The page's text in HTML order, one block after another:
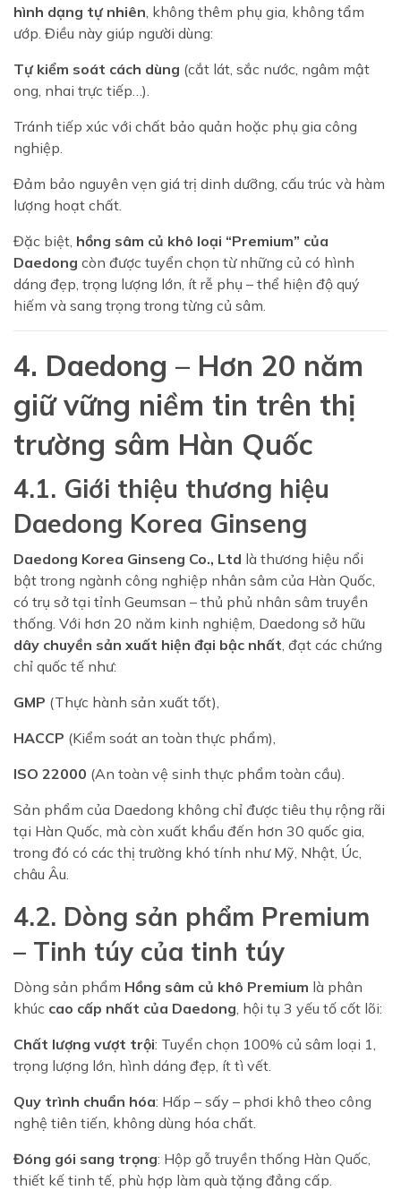
hình dạng tự nhiên , không thêm phụ gia, không tẩm
ướp. Điều này giúp người dùng:
Tự kiểm soát cách dùng (cắt lát, sắc nước, ngâm mật
ong, nhai trực tiếp…).
Tránh tiếp xúc với chất bảo quản hoặc phụ gia công
nghiệp.
Đảm bảo nguyên vẹn giá trị dinh dưỡng, cấu trúc và hàm
lượng hoạt chất.
Đặc biệt, hồng sâm củ khô loại “Premium” của
Daedong còn được tuyển chọn từ những củ có hình
dáng đẹp, trọng lượng lớn, ít rễ phụ – thể hiện độ quý
hiếm và sang trọng trong từng củ sâm.
4. Daedong – Hơn 20 năm
giữ vững niềm tin trên thị
trường sâm Hàn Quốc
4.1. Giới thiệu thương hiệu
Daedong Korea Ginseng
Daedong Korea Ginseng Co., Ltd là thương hiệu nổi
bật trong ngành công nghiệp nhân sâm của Hàn Quốc,
có trụ sở tại tỉnh Geumsan – thủ phủ nhân sâm truyền
thống. Với hơn 20 năm kinh nghiệm, Daedong sở hữu
dây chuyền sản xuất hiện đại bậc nhất , đạt các chứng
chỉ quốc tế như:
GMP (Thực hành sản xuất tốt),
HACCP (Kiểm soát an toàn thực phẩm),
ISO 22000 (An toàn vệ sinh thực phẩm toàn cầu).
Sản phẩm của Daedong không chỉ được tiêu thụ rộng rãi
tại Hàn Quốc, mà còn xuất khẩu đến hơn 30 quốc gia,
trong đó có các thị trường khó tính như Mỹ, Nhật, Úc,
châu Âu.
4.2. Dòng sản phẩm Premium
– Tinh túy của tinh túy
Dòng sản phẩm Hồng sâm củ khô Premium là phân
khúc cao cấp nhất của Daedong , hội tụ 3 yếu tố cốt lõi:
Chất lượng vượt trội: Tuyển chọn 100% củ sâm loại 1,
trọng lượng lớn, hình dáng đẹp, ít tì vết.
Quy trình chuẩn hóa: Hấp – sấy – phơi khô theo công
nghệ tiên tiến, không dùng hóa chất.
Đóng gói sang trọng: Hộp gỗ truyền thống Hàn Quốc,
thiết kế tinh tế, phù hợp làm quà tặng đẳng cấp.